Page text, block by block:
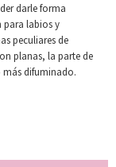
darle forma
para labios y
peculiares de
planas, la parte de
difuminado.